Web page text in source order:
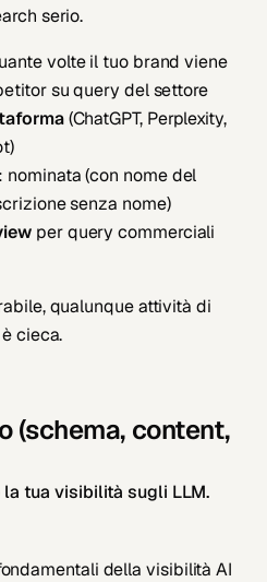
serio.
volte il tuo brand viene
su query del settore
(ChatGPT, Perplexity,
: nominata (con nome del
senza nome)
per query commerciali
qualunque attività di
cieca.
(schema, content,
tua visibilità sugli LLM.
della visibilità AI